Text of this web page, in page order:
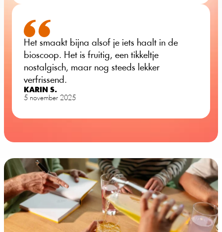
Het smaakt bijna alsof je iets haalt in de
bioscoop. Het is fruitig, een tikkeltje
nostalgisch, maar nog steeds lekker
verfrissend.
KARIN S.
5 november 2025